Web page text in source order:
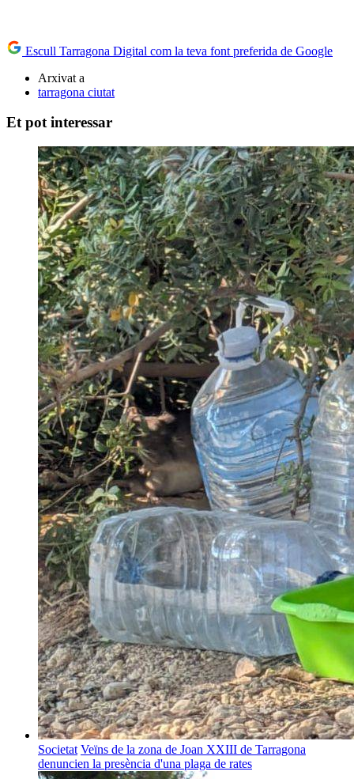
Escull Tarragona Digital com la teva font preferida de Google
Arxivat a
tarragona ciutat
Et pot interessar
Societat Veïns de la zona de Joan XXIII de Tarragona
denuncien la presència d'una plaga de rates